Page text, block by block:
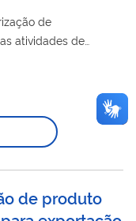
de
atividades de
para empresas
de produto